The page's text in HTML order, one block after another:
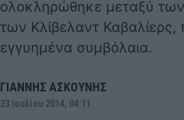
ολοκληρώθηκε μεταξύ των
των Κλίβελαντ
εγγυημένα συμβόλαια.
ΓΙΑΝΝΗΣ ΑΣΚΟΥΝΗΣ
23 Ιουλίου 2014, 04:11